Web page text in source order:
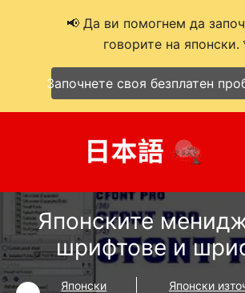
съдържанието
Японските
шрифтове и
Японски
Японски
📢 Да ви помогнем да
говорите на японски.
Започнете своя безплатен